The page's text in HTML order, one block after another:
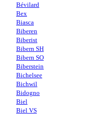
Bévilard
Bex
Biasca
Biberen
Biberist
Bibern SH
Bibern SO
Biberstein
Bichelsee
Bichwil
Bidogno
Biel
Biel VS